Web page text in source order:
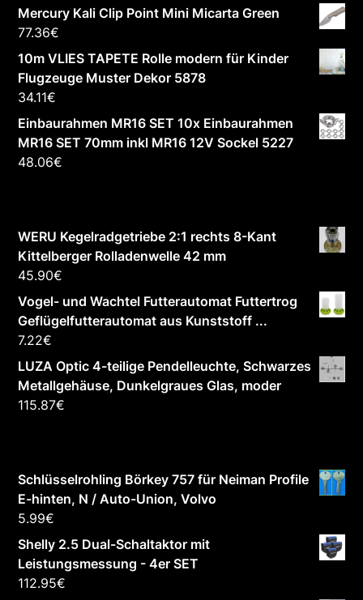
Mercury Kali Clip Point Mini Micarta Green
77.36€
10m VLIES TAPETE Rolle modern für Kinder
Flugzeuge Muster Dekor 5878
34.11€
Einbaurahmen MR16 SET 10x Einbaurahmen
MR16 SET 70mm inkl MR16 12V Sockel 5227
48.06€
WERU Kegelradgetriebe 2:1 rechts 8-Kant
Kittelberger Rolladenwelle 42 mm
45.90€
Vogel- und Wachtel Futterautomat Futtertrog
Geflügelfutterautomat aus Kunststoff ...
7.22€
LUZA Optic 4-teilige Pendelleuchte, Schwarzes
Metallgehäuse, Dunkelgraues Glas, moder
115.87€
Schlüsselrohling Börkey 757 für Neiman Profile
E-hinten, N / Auto-Union, Volvo
5.99€
Shelly 2.5 Dual-Schaltaktor mit
Leistungsmessung - 4er SET
112.95€